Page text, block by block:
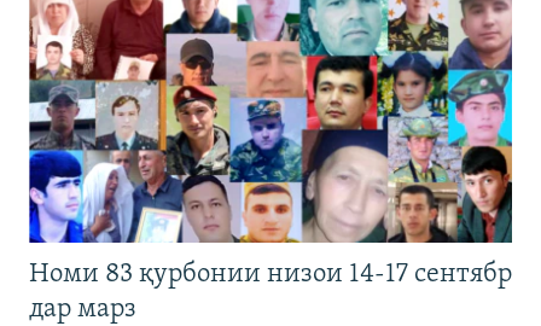
Номи 83 қурбонии низои 14-17 сентябр
дар марз